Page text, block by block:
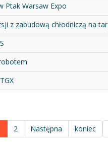
Ptak Warsaw Expo
z zabudową chłodniczą na
2 Następna koniec